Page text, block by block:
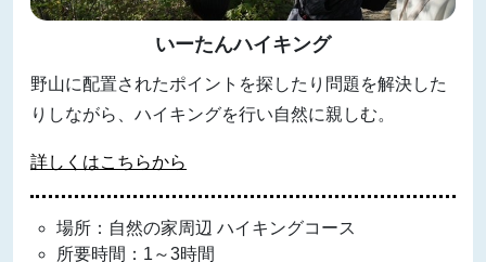
いーたんハイキング
野山に配置されたポイントを探したり問題を解決した
りしながら、ハイキングを行い自然に親しむ。
詳しくはこちらから
場所：自然の家周辺 ハイキングコース
所要時間：1～3時間